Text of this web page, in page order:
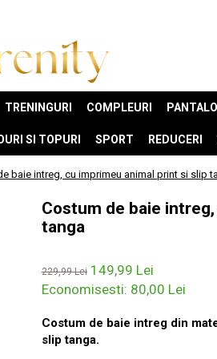
TRENINGURI COMPLEURI
SI TOPURI SPORT REDUCERI
baie intreg, cu imprimeu animal print si slip
Costum de baie
tanga
229,99 Lei 149,99 Lei
Economisesti: 80,00 Lei
Costum de baie intreg din
slip tanga.